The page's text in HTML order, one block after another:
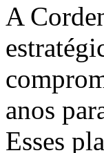
A
anos
Esses